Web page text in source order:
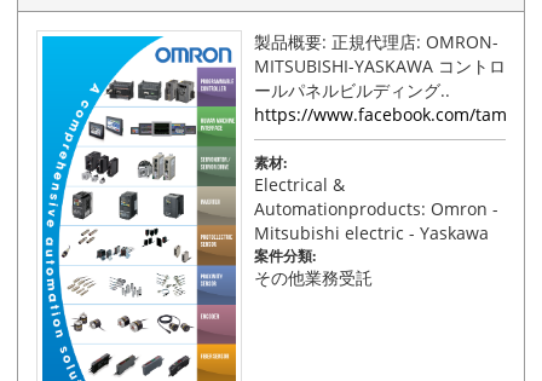
製品概要: 正規代理店: OMRON-
MITSUBISHI-YASKAWA コントロ
ールパネルビルディング..
https://www.facebook.com/
素材:
Electrical &
Automationproducts: Omron -
Mitsubishi electric - Yaskawa
案件分類:
その他業務受託